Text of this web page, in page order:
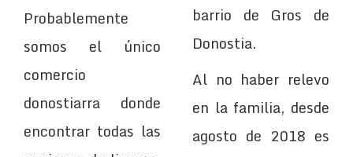
Probablemente
somos el único
comercio
donostiarra donde
encontrar todas las
barrio de Gros de
Donostia.
Al no haber relevo
en la familia, desde
agosto de 2018 es